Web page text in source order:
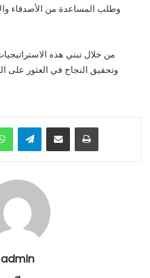
وطلب المساعدة من الأصدقاء
من خلال تبني هذه
وتحقيق النجاح في العثور على
WhatsAppTelegramShare via Email Print
admin